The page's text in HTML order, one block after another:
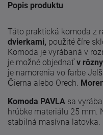
Popis produktu
Táto praktická komoda z
dvierkami, použité číre
Komoda je vyrábaná v
je možné objednať v
je namorenia vo farbe
Čierna alebo Orech.
Komoda PAVLA sa
hrúbke materiálu 25 mm.
stabilná masívna latovka.